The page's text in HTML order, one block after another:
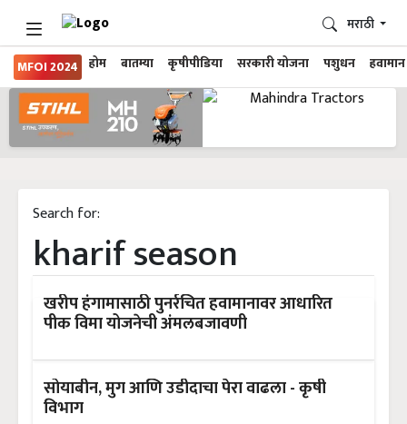
MFOI 2024 होम बातम्या कृषीपीडिया सरकारी योजना पशुधन हवामान
मराठी
Search for:
kharif season
खरीप हंगामासाठी पुनर्रचित हवामानावर आधारित
पीक विमा योजनेची अंमलबजावणी
सोयाबीन, मुग आणि उडीदाचा पेरा वाढला - कृषी
विभाग